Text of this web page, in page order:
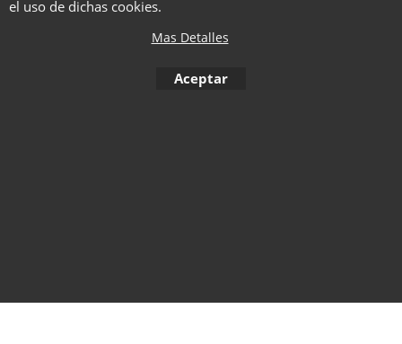
El terer ojo.
Agradecimientos.
el uso de dichas cookies.
Mas Detalles
Aceptar